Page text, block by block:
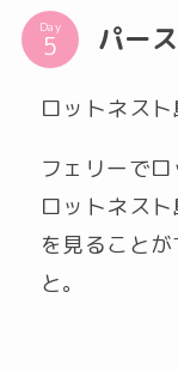
Day パー
ロットネスト
フェリーで
ロットネス
を見ること
と。